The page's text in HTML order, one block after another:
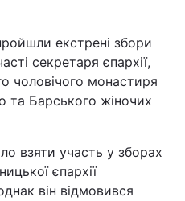
Львів
Харків
Наука
екстрені збори
секретаря єпархії,
чоловічого монастиря
та Барського жіночих
взяти участь у зборах
єпархії
він відмовився